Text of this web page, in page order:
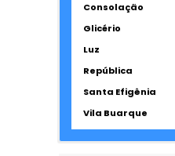
Consolação
Glicério
Luz
República
Santa Efigênia
Vila Buarque